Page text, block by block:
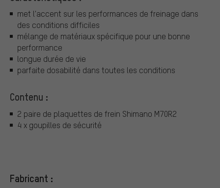
met l'accent sur les performances de freinage dans
des conditions difficiles
mélange de matériaux spécifique pour une bonne
performance
longue durée de vie
parfaite dosabilité dans toutes les conditions
Contenu :
2 paire de plaquettes de frein Shimano M70R2
4 x goupilles de sécurité
Fabricant :